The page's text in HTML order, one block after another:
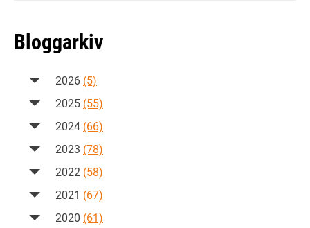
Bloggarkiv
2026 (5)
2025 (55)
2024 (66)
2023 (78)
2022 (58)
2021 (67)
2020 (61)